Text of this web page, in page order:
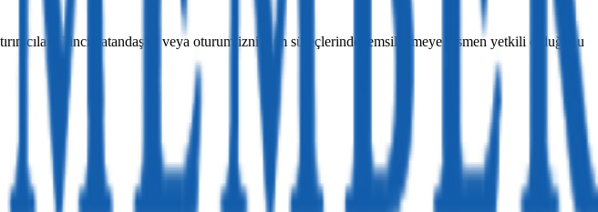
ikinci vatandaşlık veya oturum izni alım süreçlerinde temsil etmeye resmen yetkili olduğunu